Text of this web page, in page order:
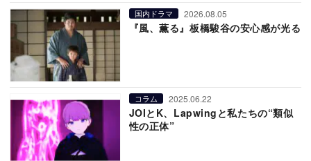
国内ドラマ 2026.08.05
『風、薫る』板橋駿谷の安心感が光る
コラム 2025.06.22
JOIとK、Lapwingと私たちの“類似
性の正体”